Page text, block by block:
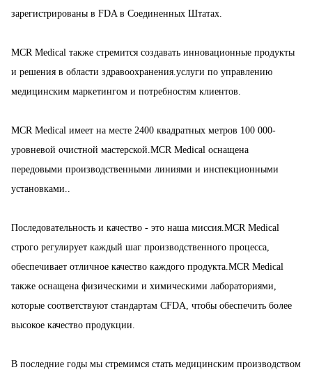
зарегистрированы в FDA в Соединенных Штатах.
MCR Medical также стремится создавать инновационные продукты
и решения в области здравоохранения.услуги по управлению
медицинским маркетингом и потребностям клиентов.
MCR Medical имеет на месте 2400 квадратных метров 100 000-
уровневой очистной мастерской.MCR Medical оснащена
передовыми производственными линиями и инспекционными
установками..
Последовательность и качество - это наша миссия.MCR Medical
строго регулирует каждый шаг производственного процесса,
обеспечивает отличное качество каждого продукта.MCR Medical
также оснащена физическими и химическими лабораториями,
которые соответствуют стандартам CFDA, чтобы обеспечить более
высокое качество продукции.
В последние годы мы стремимся стать медицинским производством